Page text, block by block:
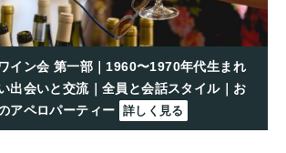
イン会 第一部｜1960〜1970年代生まれ
出会いと交流｜全員と会話スタイル｜お
アペロパーティー 詳しく見る